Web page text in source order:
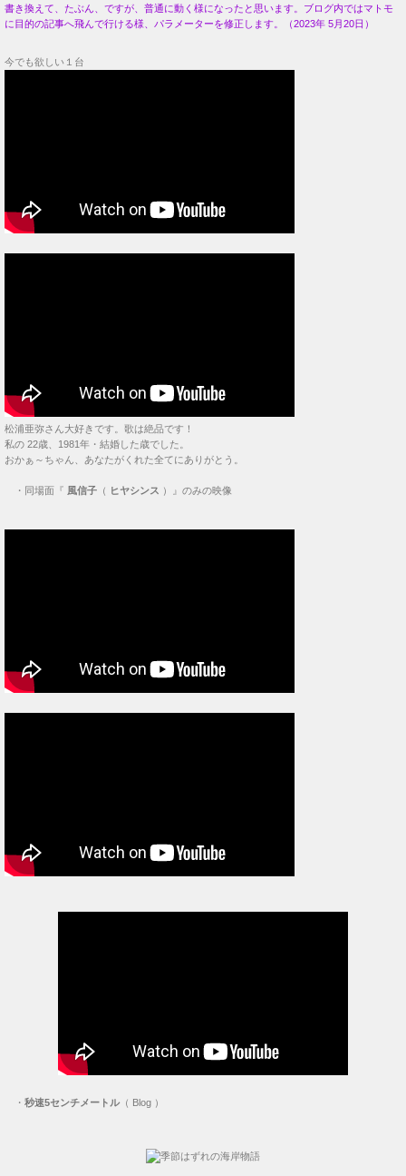
書き換えて、たぶん、ですが、普通に動く様になったと思います。ブログ内ではマトモ
に目的の記事へ飛んで行ける様、パラメーターを修正します。（2023年 5月20日）
今でも欲しい１台
松浦亜弥さん大好きです。歌は絶品です！
私の 22歳、1981年・結婚した歳でした。
おかぁ～ちゃん、あなたがくれた全てにありがとう。
・ 同場面『 風信子 （ ヒヤシンス ）』のみの映像
・ 秒速5センチメートル（ Blog ）